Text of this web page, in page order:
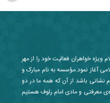
خواهران فعالیت خود را از مهر
آغاز نمود.مؤسسه به نام مبارک و
نشانی باشد از آن که همه ما در دو
معرفتی و مادی امام رئوف هستیم